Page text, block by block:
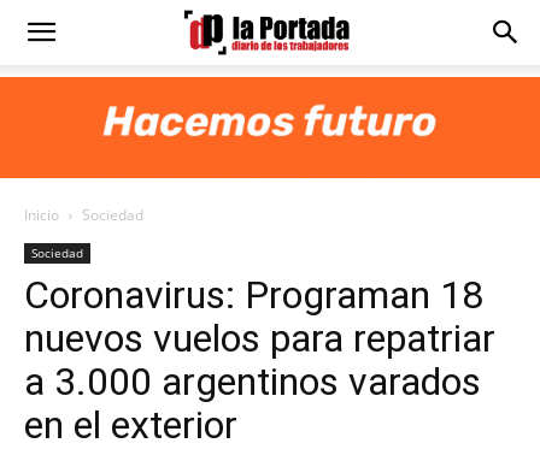
Diario
Portada
Inicio Sociedad
Sociedad
Coronavirus: Programan 18
nuevos vuelos para repatriar
a 3.000 argentinos varados
en el exterior